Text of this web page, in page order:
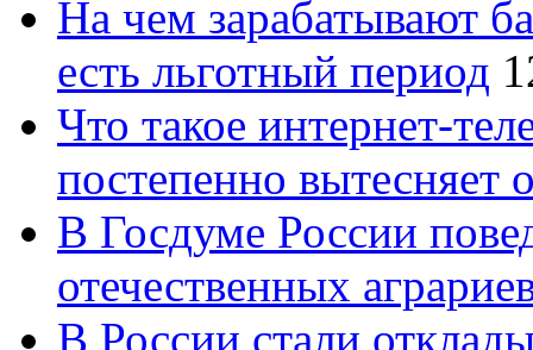
На чем зарабатывают
есть льготный период
Что такое интернет-
постепенно вытесняет
В Госдуме России
отечественных
В России стали